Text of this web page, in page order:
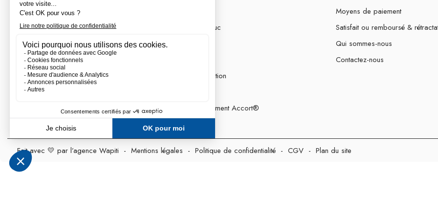
Route de la Centrale, ZI des
Ansereuilles
59136 Wavrin
France (métropole)
03 20 17 03 60
Du Lundi au Vendredi de de 8h à
17h30 (vendredi 16h30)
Chenilles caoutchouc
Filtres engins TP
Moteurs de Translation
Rampes de chargement Accort®
Moyens de paiement
Satisfait ou remboursé &
Qui sommes-nous
Contactez-nous
Fait avec 💛 par l’agence Wapiti - Mentions légales - Politique de confidentialité - CGV - Plan du site